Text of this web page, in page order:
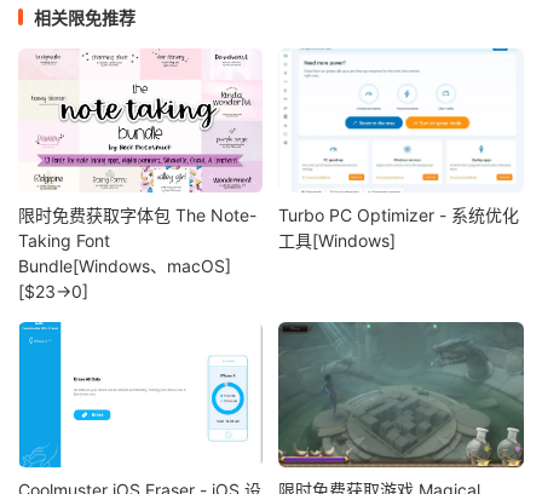
相关限免推荐
限时免费获取字体包 The Note-
Taking Font
Bundle[Windows、macOS]
[$23→0]
Turbo PC Optimizer - 系统优化
工具[Windows]
Coolmuster iOS Eraser - iOS 设
限时免费获取游戏 Magical